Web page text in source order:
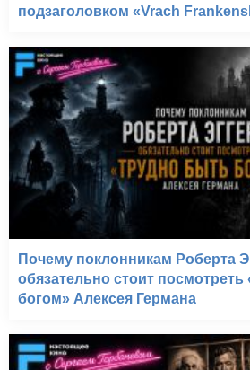
подзаголовком «Vrach
Почему поклонникам Роберта
обязательно стоит
богом» Алексея Германа